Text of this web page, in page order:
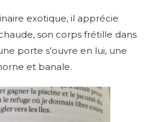
exotique, il apprécie
son corps frétille dans
porte s’ouvre en lui, une
et banale.